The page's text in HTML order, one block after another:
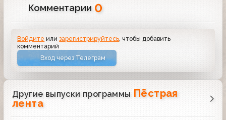
Комментарии 0
Войдите илизарегистрируйтесь , чтобы добавить
комментарий
Вход через Телеграм
Другие выпуски программы Пёстрая
лента